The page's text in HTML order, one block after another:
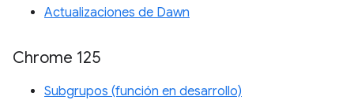
Actualizaciones de Dawn
Chrome 125
Subgrupos (función en desarrollo)